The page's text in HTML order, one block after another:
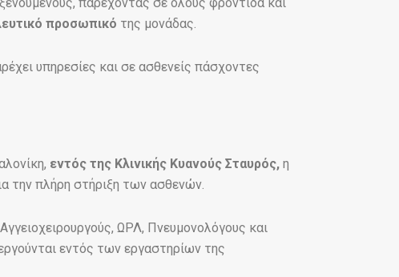
προσωπικό της μονάδας.
υπηρεσίες και σε ασθενείς πάσχοντες
εντός της Κλινικής Κυανούς Σταυρός, η
την πλήρη στήριξη των ασθενών.
ΩΡΛ, Πνευμονολόγους και
εντός των εργαστηρίων της